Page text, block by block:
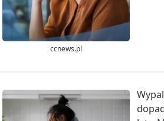
ccnews.pl